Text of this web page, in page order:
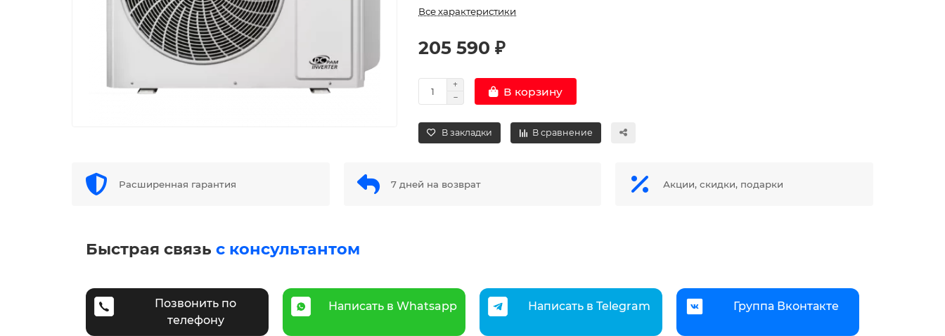
Все характеристики
205 590 ₽
В корзину
В закладки В сравнение
Расширенная гарантия 7 дней на возврат Акции, скидки, подарки
Быстрая связь с консультантом
Позвонить по
телефону
Написать в Whatsapp Написать в Telegram Группа Вконтакте